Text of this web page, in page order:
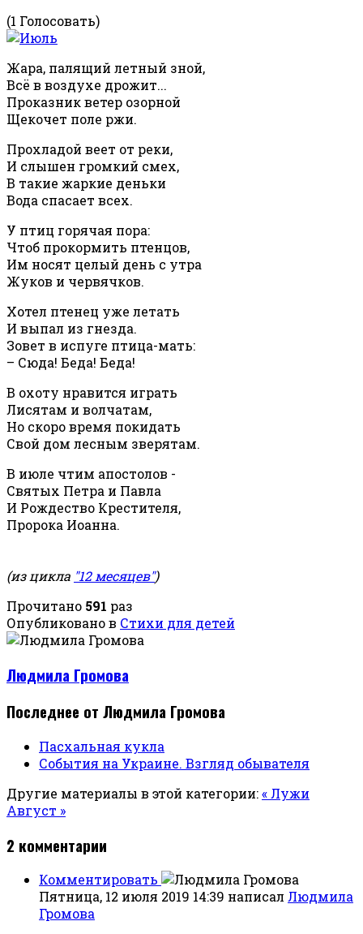
(1 Голосовать)
Жара, палящий летный зной,
Всё в воздухе дрожит...
Проказник ветер озорной
Щекочет поле ржи.
Прохладой веет от реки,
И слышен громкий смех,
В такие жаркие деньки
Вода спасает всех.
У птиц горячая пора:
Чтоб прокормить птенцов,
Им носят целый день с утра
Жуков и червячков.
Хотел птенец уже летать
И выпал из гнезда.
Зовет в испуге птица-мать:
– Сюда! Беда! Беда!
В охоту нравится играть
Лисятам и волчатам,
Но скоро время покидать
Свой дом лесным зверятам.
В июле чтим апостолов -
Святых Петра и Павла
И Рождество Крестителя,
Пророка Иоанна.
(из цикла "12 месяцев")
Прочитано 591 раз
Опубликовано в Стихи для детей
Людмила Громова
Последнее от Людмила Громова
Пасхальная кукла
События на Украине. Взгляд обывателя
Другие материалы в этой категории:« Лужи
Август »
2 комментарии
Комментировать
Пятница, 12 июля 2019 14:39 написал Людмила
Громова